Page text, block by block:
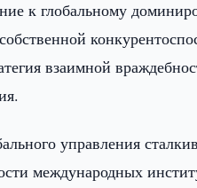
к глобальному
взаимной
управления
международных